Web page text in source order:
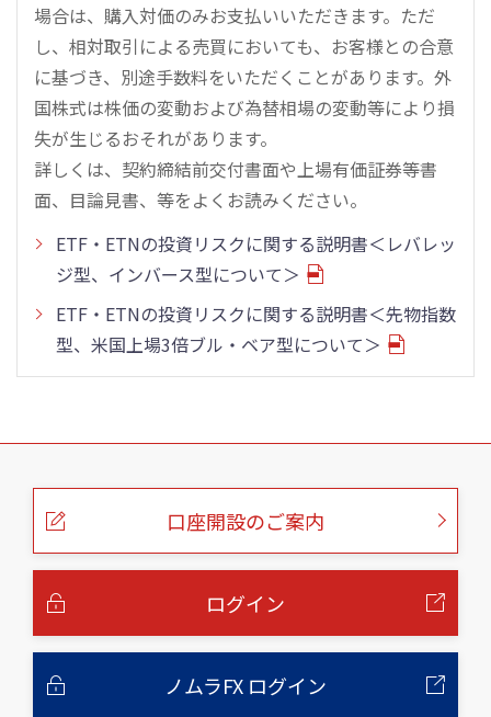
場合は、購入対価のみお支払いいただきます。ただ
し、相対取引による売買においても、お客様との合意
に基づき、別途手数料をいただくことがあります。外
国株式は株価の変動および為替相場の変動等により損
失が生じるおそれがあります。
詳しくは、契約締結前交付書面や上場有価証券等書
面、目論見書、等をよくお読みください。
ETF・ETNの投資リスクに関する説明書＜レバレッ
ジ型、インバース型について＞
ETF・ETNの投資リスクに関する説明書＜先物指数
型、米国上場3倍ブル・ベア型について＞
こ
口座開設のご案内
ログイン
ノムラFX ログイン